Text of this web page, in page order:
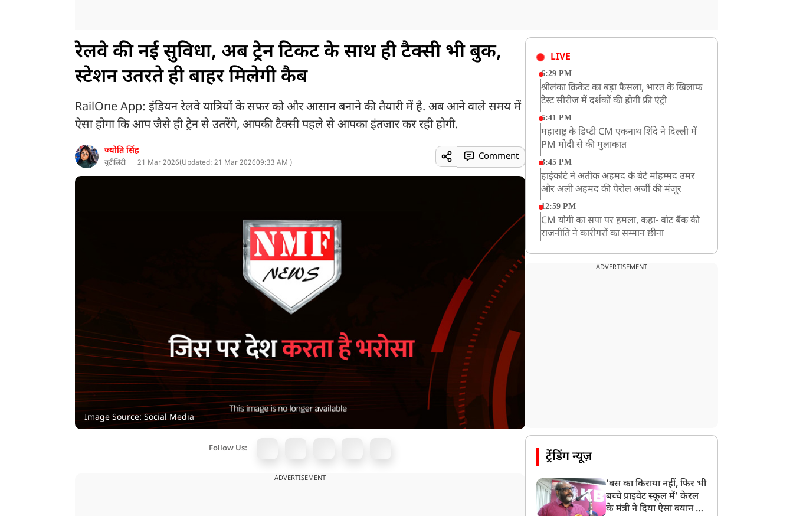
रेलवे की नई सुविधा, अब ट्रेन टिकट के साथ ही टैक्सी भी बुक,
स्टेशन उतरते ही बाहर मिलेगी कैब
RailOne App: इंडियन रेलवे यात्रियों के सफर को और आसान बनाने की तैयारी में है. अब आने वाले समय में
ऐसा होगा कि आप जैसे ही ट्रेन से उतरेंगे, आपकी टैक्सी पहले से आपका इंतजार कर रही होगी.
ज्योति सिंह
यूटीलिटी 21 Mar 2026(Updated: 21 Mar 202609:33 AM )
Comment
Image Source: Social Media
Follow Us:
ADVERTISEMENT
LIVE
6:29 PM
श्रीलंका क्रिकेट का बड़ा फैसला, भारत के खिलाफ
टेस्ट सीरीज में दर्शकों की होगी फ्री एंट्री
5:41 PM
महाराष्ट्र के डिप्टी CM एकनाथ शिंदे ने दिल्ली में
PM मोदी से की मुलाकात
3:45 PM
हाईकोर्ट ने अतीक अहमद के बेटे मोहम्मद उमर
और अली अहमद की पैरोल अर्जी की मंजूर
12:59 PM
CM योगी का सपा पर हमला, कहा- वोट बैंक की
राजनीति ने कारीगरों का सम्मान छीना
रांची में अनशनकारी राहुल की तबीयत बिगड़ी!
ADVERTISEMENT
ट्रेंडिंग न्यूज़
'बस का किराया नहीं, फिर भी
बच्चे प्राइवेट स्कूल में' केरल
के मंत्री ने दिया ऐसा बयान की